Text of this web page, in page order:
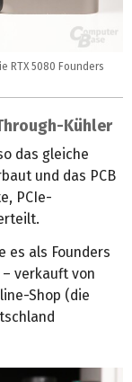
RTX 5080 Founders
Kühler
das gleiche
und das PCB
PCIe-
es als Founders
verkauft von
Shop (die